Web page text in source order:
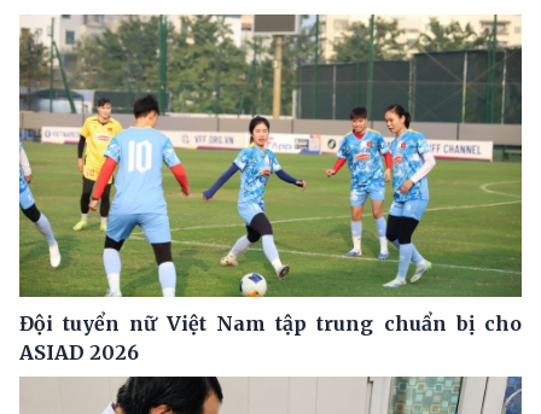
Đội tuyển nữ Việt Nam tập trung chuẩn bị cho
ASIAD 2026